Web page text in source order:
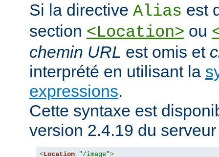
Si la directive Alias est
section <Location> ou
chemin URL est omis et
interprété en utilisant la
expressions.
Cette syntaxe est
version 2.4.19 du
<Location "/image">